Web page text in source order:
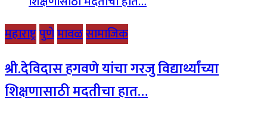
महाराष्ट्रपुणेमावळसामाजिक
श्री.देविदास हगवणे यांचा गरजु विद्यार्थ्यांच्या
शिक्षणासाठी मदतीचा हात…